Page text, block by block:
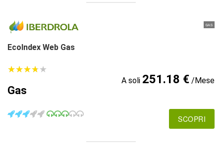
GAS
EcoIndex Web Gas
★★★★★
★★★★★
Gas
A soli 251.18 €/Mese
SCOPRI